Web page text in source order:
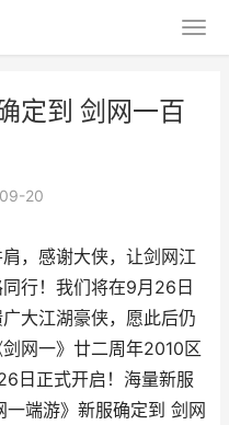
定到 剑网一百
20
，感谢大侠，让剑网江
行！我们将在9月26日
大江湖豪侠，愿此后仍
网一》廿二周年2010区
日正式开启！海量新服
端游》新服确定到 剑网